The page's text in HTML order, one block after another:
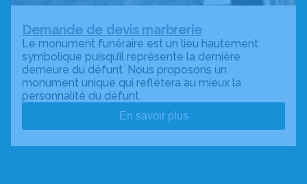
Demande de devis marbrerie
Le monument funéraire est un lieu hautement
symbolique puisqu’il représente la dernière
demeure du défunt. Nous proposons un
monument unique qui reflétera au mieux la
personnalité du défunt.
En savoir plus